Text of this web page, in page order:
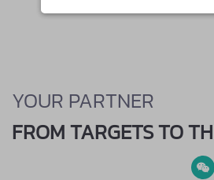
YOUR PARTNER
FROM TARGETS TO